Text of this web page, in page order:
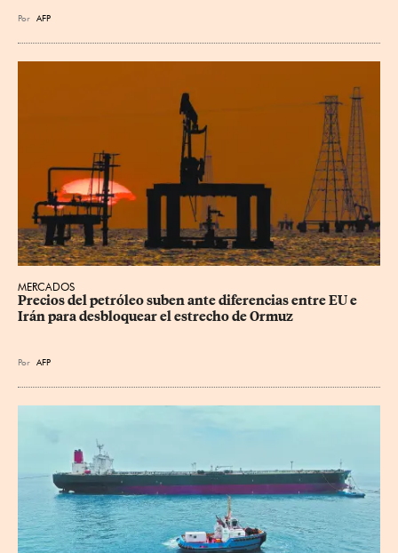
Por AFP
MERCADOS
Precios del petróleo suben ante diferencias entre EU e
Irán para desbloquear el estrecho de Ormuz
Por AFP